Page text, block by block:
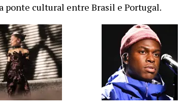
ponte cultural entre Brasil e Portugal.